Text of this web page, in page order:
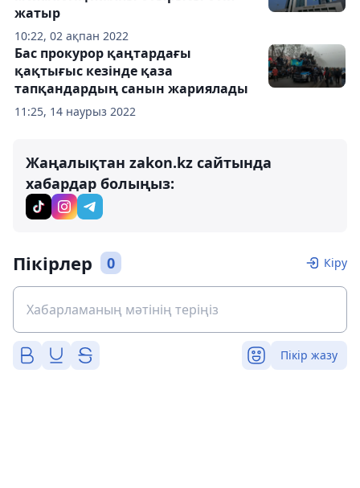
10:22, 02 ақпан 2022
жатыр
11:25, 14 наурыз 2022
Бас прокурор қаңтардағы
қақтығыс кезінде қаза
тапқандардың санын жариялады
Жаңалықтан zakon.kz сайтында
хабардар болыңыз:
Пікірлер 0 Кіру
Пікір жазу